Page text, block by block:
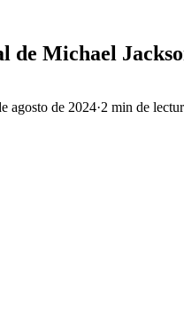
de Michael
agosto de 2024·2 min de